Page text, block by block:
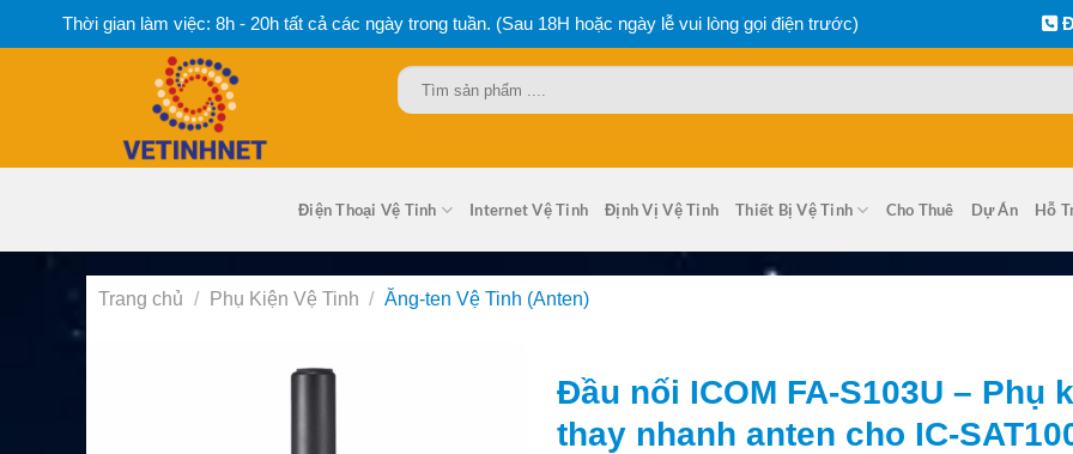
Thời gian làm việc: 8h - 20h tất cả các ngày trong tuần. (Sau 18H hoặc ngày lễ vui lòng gọi điện trước)
Tìm
kiếm:
Điện Thoại Vệ Tinh Internet Vệ Tinh Định Vị Vệ Tinh Thiết Bị Vệ Tinh Cho Thuê Dự Án Hỗ
Trang chủ / Phụ Kiện Vệ Tinh / Ăng-ten Vệ Tinh (Anten)
Đầu nối ICOM FA-S103U – Phụ
thay nhanh anten cho IC-